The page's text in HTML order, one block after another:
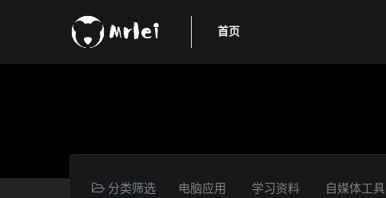
首页
分类筛选 电脑应用 学习资料 自媒体工具